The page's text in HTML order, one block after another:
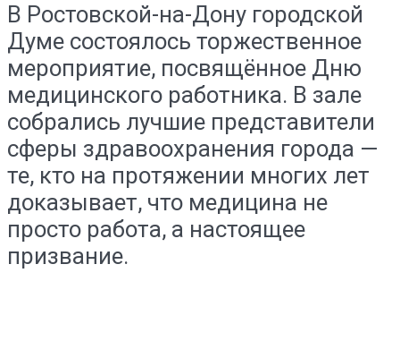
В Ростовской-на-Дону городской
Думе состоялось торжественное
мероприятие, посвящённое Дню
медицинского работника. В зале
собрались лучшие представители
сферы здравоохранения города —
те, кто на протяжении многих лет
доказывает, что медицина не
просто работа, а настоящее
призвание.